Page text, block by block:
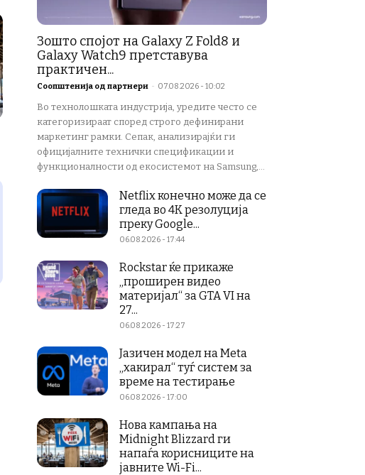
Зошто спојот на Galaxy Z Fold8 и
Galaxy Watch9 претставува
практичен...
Соопштенија од партнери - 07.08.2026 - 10:02
Во технолошката индустрија, уредите често се
категоризираат според строго дефинирани
маркетинг рамки. Сепак, анализирајќи ги
официјалните технички спецификации и
функционалности од екосистемот на Samsung,...
Netflix конечно може да се
гледа во 4K резолуција
преку Google...
06.08.2026 - 17:44
Rockstar ќе прикаже
„проширен видео
материјал“ за GTA VI на
27...
06.08.2026 - 17:27
Јазичен модел на Meta
„хакирал“ туѓ систем за
време на тестирање
06.08.2026 - 17:00
Нова кампања на
Midnight Blizzard ги
напаѓа корисниците на
јавните Wi-Fi...